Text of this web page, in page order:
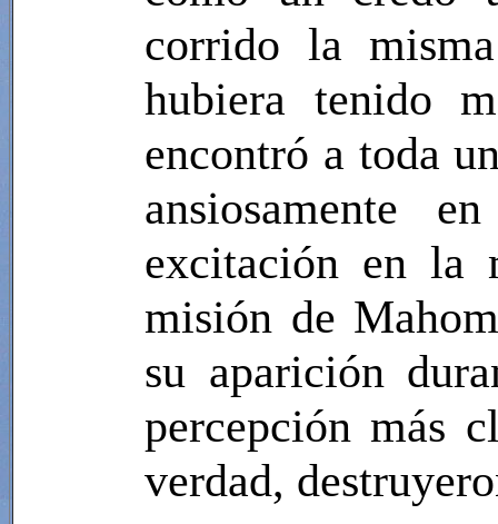
corrido la
hubiera tenido
encontró a toda
ansiosamente
excitación en la
misión de
su aparición
percepción más
verdad,